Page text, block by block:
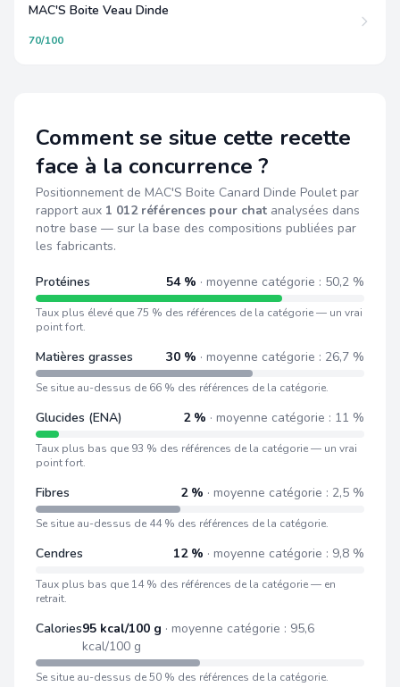
MAC'S Boite Veau Dinde
70/100
Comment se situe cette recette
face à la concurrence ?
Positionnement de MAC'S Boite Canard Dinde Poulet par
rapport aux 1 012 références pour chat analysées dans
notre base — sur la base des compositions publiées par
les fabricants.
Protéines 54 % · moyenne catégorie : 50,2 %
Taux plus élevé que 75 % des références de la catégorie — un vrai
point fort.
Matières grasses 30 % · moyenne catégorie : 26,7 %
Se situe au-dessus de 66 % des références de la catégorie.
Glucides (ENA) 2 % · moyenne catégorie : 11 %
Taux plus bas que 93 % des références de la catégorie — un vrai
point fort.
Fibres 2 % · moyenne catégorie : 2,5 %
Se situe au-dessus de 44 % des références de la catégorie.
Cendres 12 % · moyenne catégorie : 9,8 %
Taux plus bas que 14 % des références de la catégorie — en
retrait.
Calories95 kcal/100 g · moyenne catégorie : 95,6
kcal/100 g
Se situe au-dessus de 50 % des références de la catégorie.